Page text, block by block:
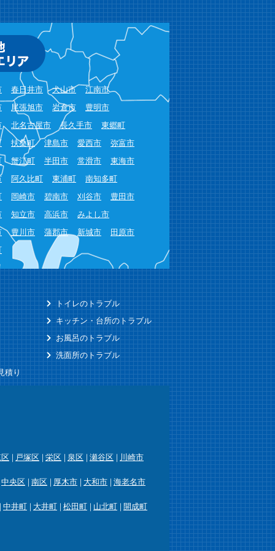
春日井市 犬山市
江南市
尾張旭市 岩倉市
豊明市
北名古屋市 長久手市
東郷町
扶桑町 津島市 愛西市
弥富市
蟹江町 半田市 常滑市
東海市
阿久比町 東浦町
南知多町
岡崎市 碧南市 刈谷市
豊田市
知立市 高浜市
みよし市
豊川市 蒲郡市 新城市
田原市
積り
トイレのトラブル
キッチン・台所のトラブル
お風呂のトラブル
洗面所のトラブル
戸塚区 栄区 泉区 瀬谷区 川崎市
中央区 南区 厚木市 大和市 海老名市
中井町 大井町 松田町 山北町 開成町